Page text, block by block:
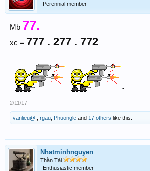
Perennial member
Mb 77.
xc = 777 . 277 . 772
.
2/11/17
vanlieu@. rgau Phuongle and 17 others like this.
Nhatminhnguyen
Thần Tài
Enthusiastic member